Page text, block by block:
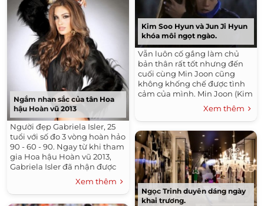
Ngắm nhan sắc của tân Hoa
hậu Hoàn vũ 2013
Người đẹp Gabriela Isler, 25
tuổi với số đo 3 vòng hoàn hảo
90 - 60 - 90. Ngay từ khi tham
gia Hoa hậu Hoàn vũ 2013,
Gabriela Isler đã nhận được
sự đánh giá cao từ các chuyên
gia. Gabriela Isler, 25 tuổi,...
Xem thêm
Kim Soo Hyun và Jun Ji Hyun
khóa môi ngọt ngào.
Vẫn luôn cố gắng làm chủ
bản thân rất tốt nhưng đến
cuối cùng Min Joon cũng
không khống chế được tình
cảm của mình. Min Joon (Kim
Soo Hyun) ngày càng để lộ
nhiều sở hở. Sau khi chặn
chiếc xe rơi...
Xem thêm
Ngọc Trinh duyên dáng ngày
khai trương.